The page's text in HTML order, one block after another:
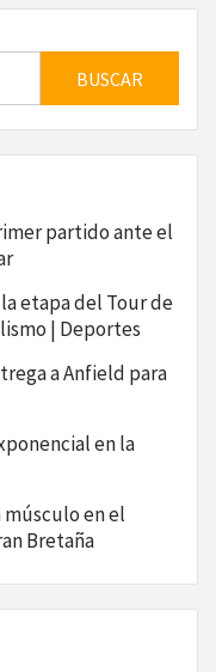
partido ante el
etapa del Tour de
| Deportes
a Anfield para
en la
en el
Bretaña